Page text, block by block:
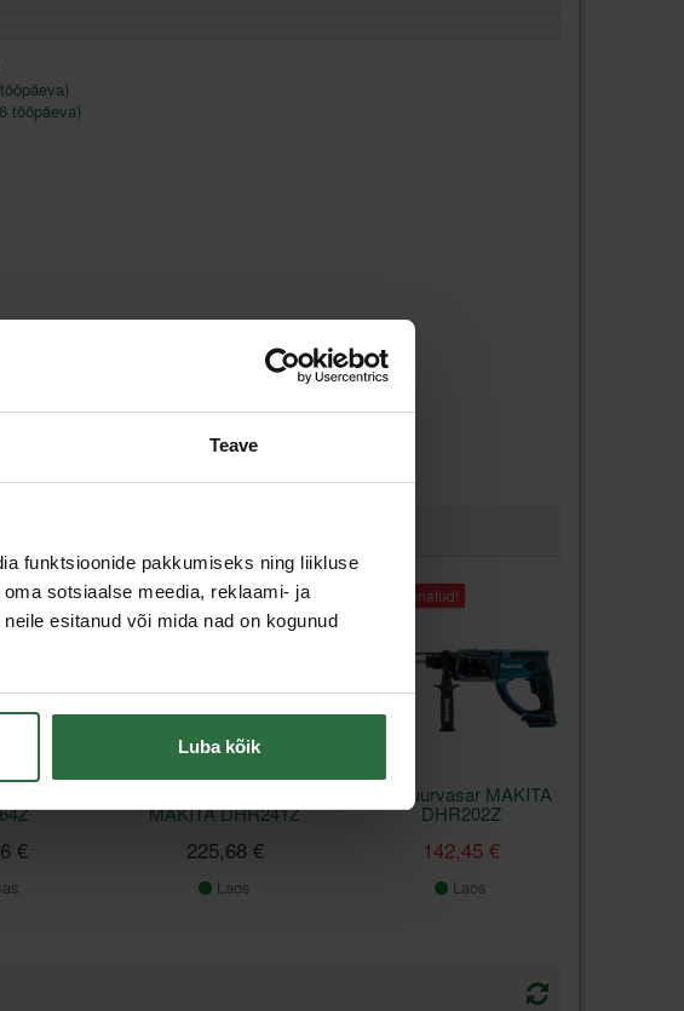
Teave
funktsioonide pakkumiseks ning liikluse
sotsiaalse meedia, reklaami- ja
esitanud või mida nad on kogunud
Luba kõik
tööpäeva)
€
MAKITA DHR241Z
225,68 €
Laos
Allahinnatud!
Akupuurvasar MAKITA
DHR202Z
142,45 €
Laos